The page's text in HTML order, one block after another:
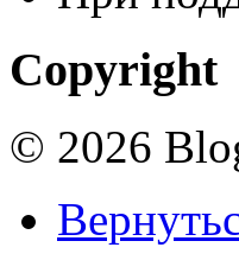
Copyright
© 2026